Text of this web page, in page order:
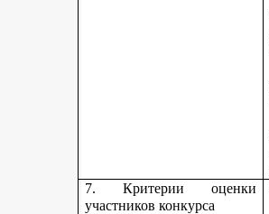
7. Критерии оценки
участников конкурса